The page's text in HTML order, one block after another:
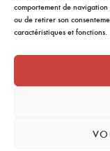
comportement de
ou de retirer son
caractéristiques et fonctions.